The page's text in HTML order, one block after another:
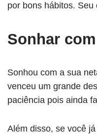
por bons hábitos.
Sonhar
Sonhou com a sua
venceu um grande
paciência pois ainda
Além disso, se você